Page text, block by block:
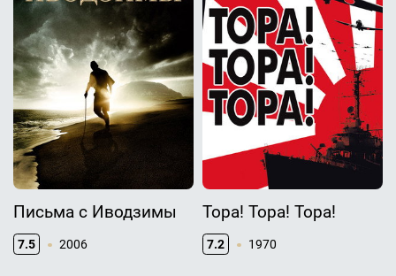
Письма с Иводзимы
7.5 2006
Тора! Тора! Тора!
7.2 1970